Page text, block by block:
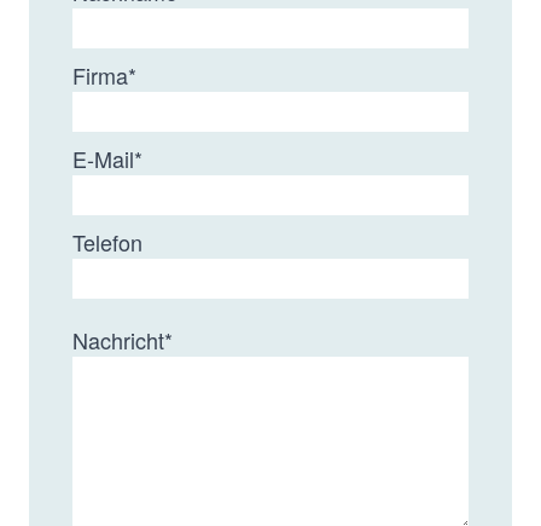
Firma*
E-Mail*
Telefon
Nachricht*